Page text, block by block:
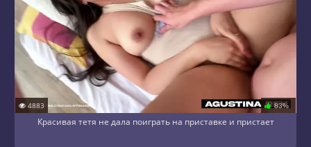
4883 83%
Красивая тетя не дала поиграть на приставке и пристает